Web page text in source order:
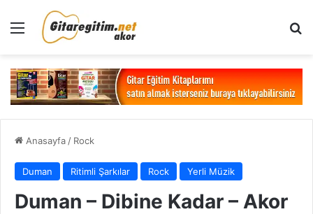
Menü
Anasayfa / Rock
Duman Ritimli Şarkılar Rock Yerli Müzik
Duman – Dibine Kadar – Akor